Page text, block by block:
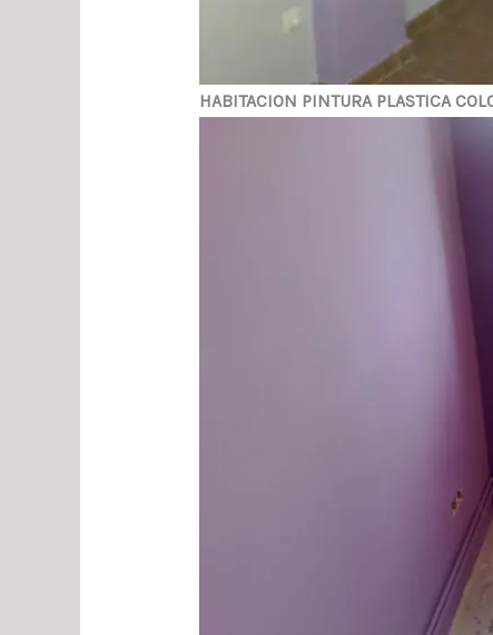
HABITACION PINTURA PLASTICA